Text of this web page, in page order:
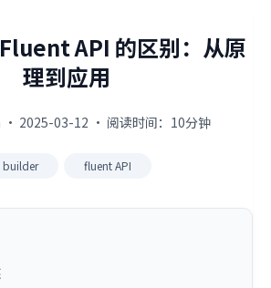
API 的区别：从原
理到应用
· 2025-03-12 · 阅读时间：10分钟
builder fluent API